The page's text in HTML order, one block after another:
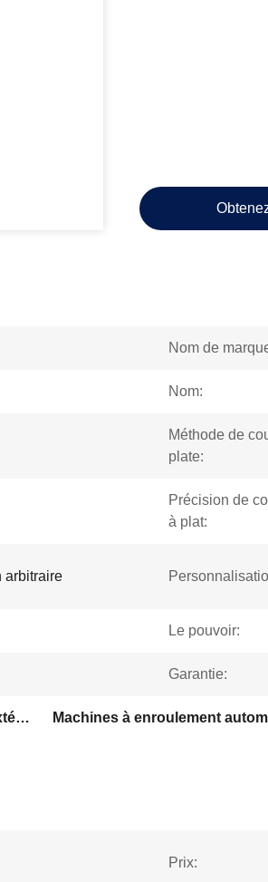
Nom de
Nom:
Méthode de
plate:
Précision de
à plat:
arbitraire
Le pouvoir:
Garantie:
Moteur de remontage à stator extérieur automatique
Prix: